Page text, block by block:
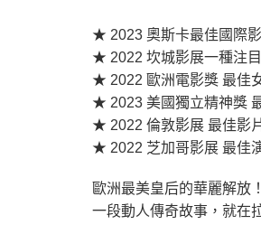
★ 2023 奧斯卡最佳國際
★ 2022 坎城影展一種注
★ 2022 歐洲電影獎 最佳
★ 2023 美國獨立精神獎
★ 2022 倫敦影展 最佳影
★ 2022 芝加哥影展 最佳
歐洲最美皇后的華麗解放！
一段動人傳奇故事，就在